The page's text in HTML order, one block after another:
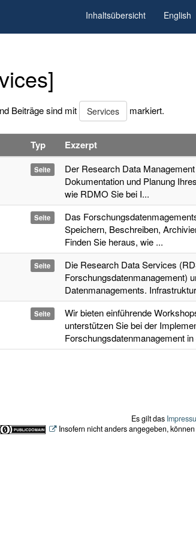
Inhaltsübersicht English
Beiträge sind mit Services markiert.
Typ Exzerpt
Seite
Der Research Data
Dokumentation und Planung
wie RDMO Sie bei I...
Seite
Das
Speichern, Beschreiben,
Finden Sie heraus, wie ...
Seite
Die Research Data Services
Forschungsdatenmanagement)
Datenmanagements.
Seite
Wir bieten einführende
unterstützen Sie bei der
Forschungsdatenmanagement in
Es gilt das
Insofern nicht anders angegeben,